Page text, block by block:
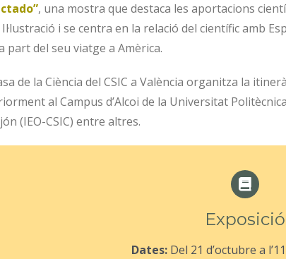
, una mostra que destaca les aportacions
i se centra en la relació del científic amb
part del seu viatge a Amèrica.
de la Ciència del CSIC a València organitza la
al Campus d’Alcoi de la Universitat
(IEO-CSIC) entre altres.
Exposició
Dates:Del 21 d’octubre a